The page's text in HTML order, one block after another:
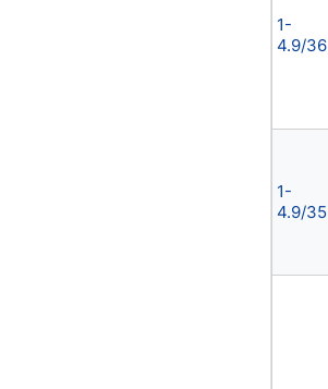
1-
4.9/36
1-
4.9/35